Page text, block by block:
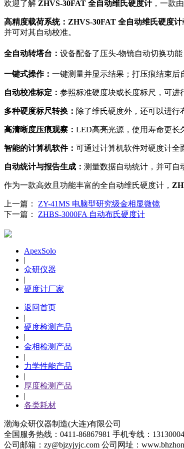
ZYHM-3000D 全自动
ZYVM-3000 真空冷
镶嵌机
ZYVM-6000 全自动
真空冷镶嵌机
ZHB-62.5MDX 高级
自动转塔小负荷布氏
硬度计
欢迎了解 ZHVS-30FAT 全自动维氏硬度计，一款
高精度载荷系统： ZHVS-30FAT 全自动维氏硬度计
并可对其自动校准。
全自动转塔台： 设备配备了压头-物镜自动切换功
一键式操作： 一键测量并显示结果；打压痕结束后
自动校准标定： 参照标准硬度块或长度标尺，可进
多种硬度标尺转换： 除了维氏硬度外，还可以进行
高清晰度压痕观察： LED高亮光源，使用寿命更长
智能的计算机软件： 可通过计算机软件对硬度计全
自动统计与报告生成： 测量数据自动统计，并可自
作为一款高效且功能丰富的全自动维氏硬度计，
上一篇： ZY-41MS 电脑型研究级金相显微镜
下一篇： ZHBS-3000FA 自动布氏硬度计
ApexSolo
|
众研仪器
|
硬度计厂家
返回首页
|
硬度检测产品
|
金相检测产品
|
力学性能产品
|
厚度检测产品
|
各类耗材
渤海众研仪器制造(大连)有限公司
全国服务热线：0411-86867981 手机专线：
公司邮箱：zy@bjzyjyjc.com 公司网址：